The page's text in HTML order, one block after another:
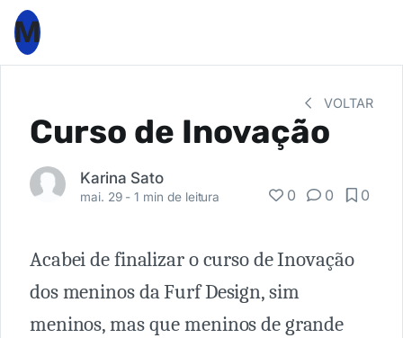
M
VOLTAR
Curso de Inovação
Karina Sato
mai. 29 -1 min de leitura 0 0 0
Acabei de finalizar o curso de Inovação
dos meninos da Furf Design, sim
meninos, mas que meninos de grande